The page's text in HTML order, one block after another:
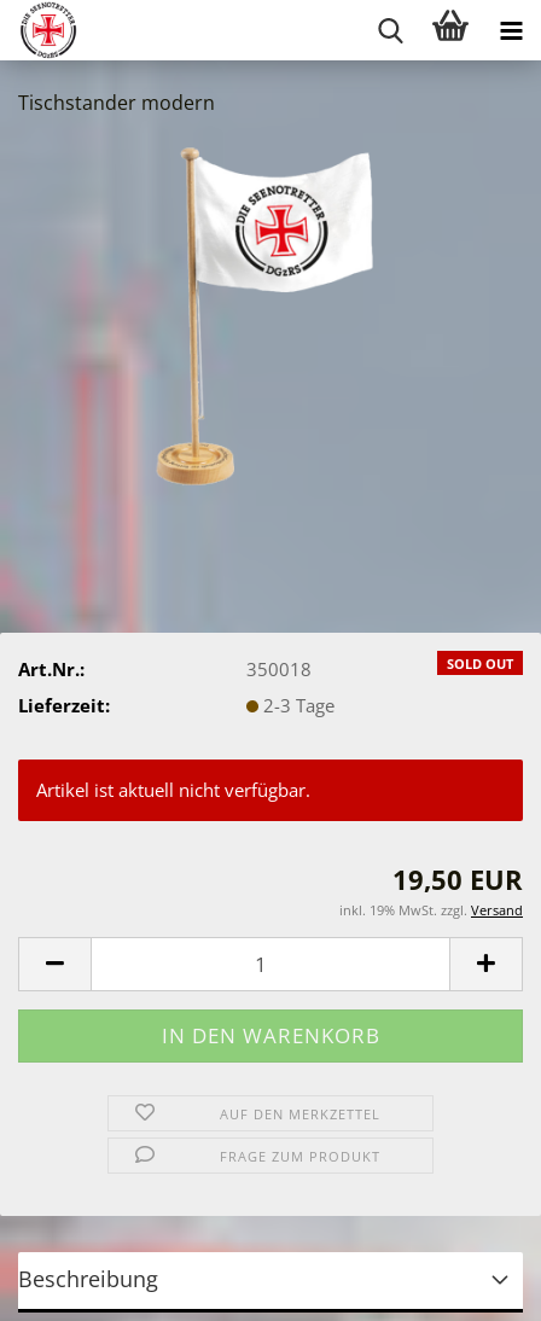
Tischstander modern
SOLD OUT
Art.Nr.:
350018
Lieferzeit:
2-3 Tage
Artikel ist aktuell nicht verfügbar.
19,50 EUR
inkl. 19% MwSt. zzgl. Versand
AUF DEN MERKZETTEL
FRAGE ZUM PRODUKT
Beschreibung